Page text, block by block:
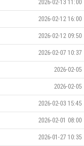
2026-02-13 11:00
2026-02-12 16:00
2026-02-12 09:50
2026-02-07 10:37
2026-02-05
2026-02-05
2026-02-03 15:45
2026-02-01 08:00
2026-01-27 10:35